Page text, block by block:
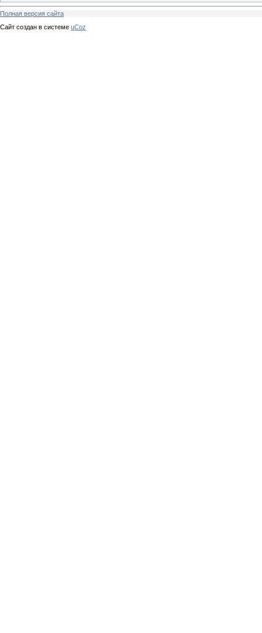
Полная версия сайта
Сайт создан в системе uCoz